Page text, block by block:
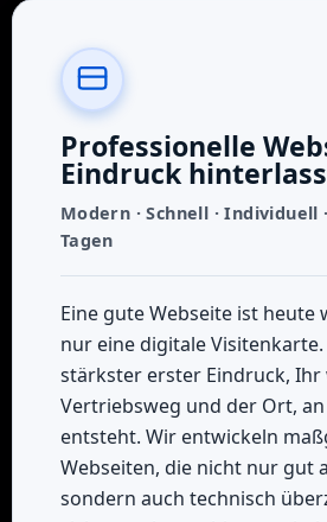
Professionelle
Eindruck
Modern · Schnell · Individuell
Tagen
Eine gute Webseite ist heute
nur eine digitale
stärkster erster Eindruck,
Vertriebsweg und der Ort,
entsteht. Wir entwickeln
Webseiten, die nicht nur gut
sondern auch technisch